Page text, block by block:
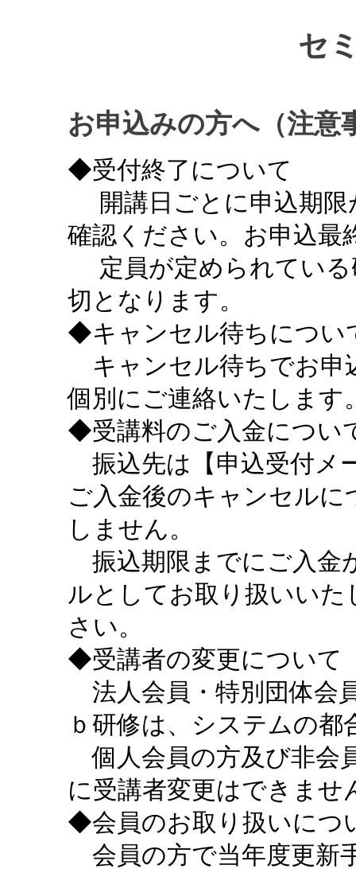
セ
お申込みの方へ（注意
◆受付終了について
開講日ごとに申込期限
確認ください。お申込最
定員が定められている
切となります。
◆キャンセル待ちについ
キャンセル待ちでお申
個別にご連絡いたします
◆受講料のご入金につい
振込先は【申込受付メ
ご入金後のキャンセル
しません。
振込期限までにご入金
ルとしてお取り扱いい
さい。
◆受講者の変更について
法人会員・特別団体会
ｂ研修は、システムの
個人会員の方及び非会
に受講者変更はできませ
◆会員のお取り扱いにつ
会員の方で当年度更新